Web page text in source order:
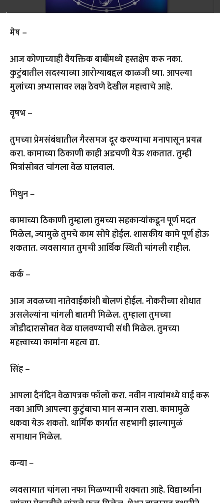
मेष –
आज कोणाच्याही वैयक्तिक बाबींमध्ये हस्तक्षेप करू नका.
कुटुंबातील सदस्याच्या आरोग्याबद्दल काळजी घ्या. आपल्या
मुलांच्या अभ्यासावर लक्ष ठेवणे देखील महत्त्वाचे आहे.
वृषभ –
तुमच्या प्रेमसंबंधातील गैरसमज दूर करण्याचा मनापासून प्रयत्न
करा. कामाच्या ठिकाणी काही अडचणी येऊ शकतात. तुम्ही
मित्रांसोबत चांगला वेळ घालवाल.
मिथुन –
कामाच्या ठिकाणी तुम्हाला तुमच्या सहकाऱ्यांकडून पूर्ण मदत
मिळेल, ज्यामुळे तुमचे काम सोपे होईल. शासकीय कामे पूर्ण होऊ
शकतात. व्यवसायात तुमची आर्थिक स्थिती चांगली राहील.
कर्क –
आज जवळच्या नातेवाईकांशी बोलणं होईल. नोकरीच्या शोधात
असलेल्यांना चांगली बातमी मिळेल. तुम्हाला तुमच्या
जोडीदारासोबत वेळ घालवण्याची संधी मिळेल. तुमच्या
महत्त्वाच्या कामांना महत्व द्या.
सिंह –
आपला दैनंदिन वेळापत्रक फॉलो करा. नवीन नात्यांमध्ये घाई करू
नका आणि आपल्या कुटुंबाचा मान सन्मान राखा. कामामुळे
थकवा येऊ शकतो. धार्मिक कार्यात सहभागी झाल्यामुळं
समाधान मिळेल.
कन्या –
व्यवसायात चांगला नफा मिळण्याची शक्यता आहे. विद्यार्थ्यांना